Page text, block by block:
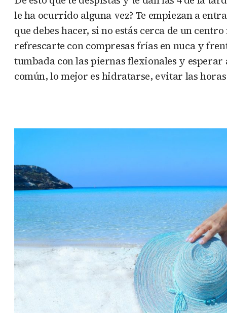
le ha ocurrido alguna vez? Te empiezan a
que debes hacer, si no estás cerca de un
refrescarte con compresas frías en nuca y
tumbada con las piernas flexionales y
común, lo mejor es hidratarse, evitar las